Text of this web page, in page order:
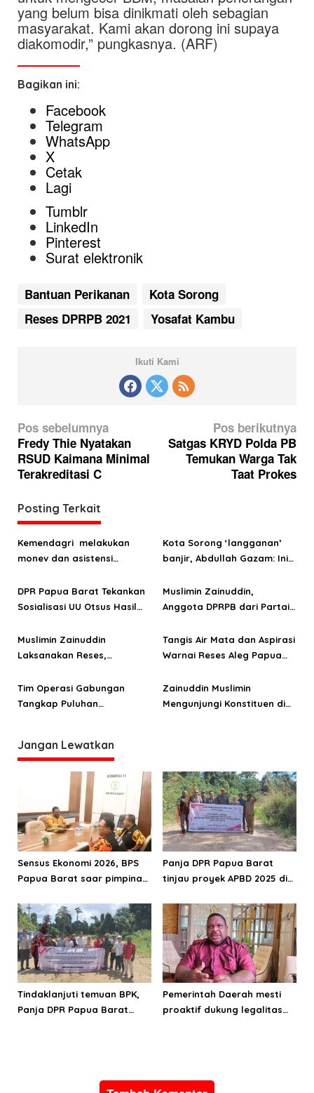
yang belum bisa dinikmati oleh sebagian
masyarakat. Kami akan dorong ini supaya
diakomodir,” pungkasnya. (ARF)
Bagikan ini:
Facebook
Telegram
WhatsApp
X
Cetak
Lagi
Tumblr
LinkedIn
Pinterest
Surat elektronik
Bantuan Perikanan
Kota Sorong
Reses DPRPB 2021
Yosafat Kambu
Ikuti Kami
N
a
v
i
g
a
s
i
p
o
Pos sebelumnya
Fredy Thie Nyatakan
RSUD Kaimana Minimal
Terakreditasi C
Pos berikutnya
Satgas KRYD Polda PB
Temukan Warga Tak
Taat Prokes
Posting Terkait
Kemendagri melakukan
monev dan asistensi
Daya
Kota Sorong ‘langganan’
banjir, Abdullah Gazam: Ini
DPR Papua Barat Tekankan
Sosialisasi UU Otsus Hasil
Muslimin Zainuddin,
Anggota DPRPB dari Partai
YAKESMA
Muslimin Zainuddin
Laksanakan Reses,
Masyarakat Kota Sorong
Tangis Air Mata dan Aspirasi
Warnai Reses Aleg Papua
Tim Operasi Gabungan
Tangkap Puluhan
Zainuddin Muslimin
Mengunjungi Konstituen di
Jangan Lewatkan
Sensus Ekonomi 2026, BPS
Papua Barat saar pimpinan
Panja DPR Papua Barat
tinjau proyek APBD 2025 di
Bintuni
Tindaklanjuti temuan BPK,
Panja DPR Papua Barat
Pemerintah Daerah mesti
proaktif dukung legalitas